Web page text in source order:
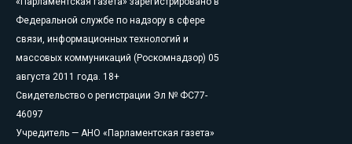
Федеральной службе по надзору в сфере
связи, информационных технологий и
массовых коммуникаций (Роскомнадзор) 05
августа 2011 года. 18+
Свидетельство о регистрации Эл № ФС77-
46097
Учредитель — АНО «Парламентская газета»